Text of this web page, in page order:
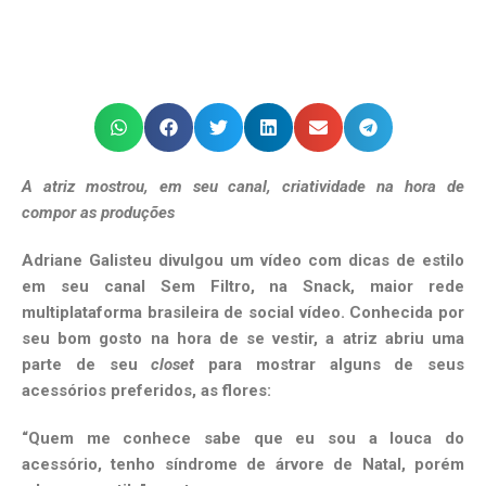
A atriz mostrou, em seu canal, criatividade na hora de
compor as produções
Adriane Galisteu divulgou um vídeo com dicas de estilo
em seu canal Sem Filtro, na Snack, maior rede
multiplataforma brasileira de social vídeo. Conhecida por
seu bom gosto na hora de se vestir, a atriz abriu uma
parte de seucloset para mostrar alguns de seus
acessórios preferidos, as flores:
“Quem me conhece sabe que eu sou a louca do
acessório, tenho síndrome de árvore de Natal, porém